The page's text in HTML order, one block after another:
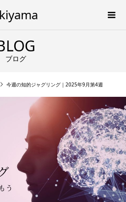
ブログ
今週の知的ジャグリング｜2025年9月第4週